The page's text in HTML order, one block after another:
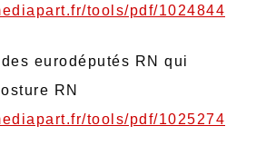
tools/pdf/1024844
eurodéputés RN qui
RN
tools/pdf/1025274